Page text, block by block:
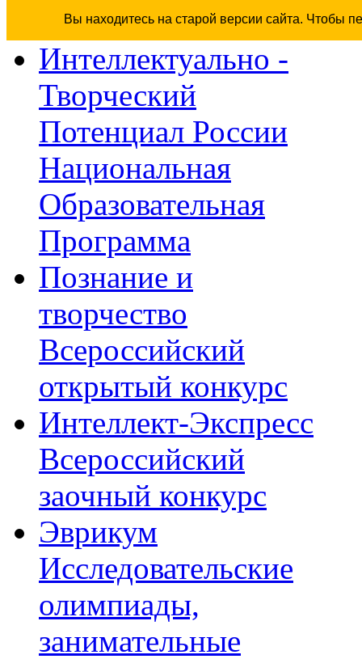
Вы находитесь на старой версии сайта. Чтобы
Интеллектуально -
Творческий
Потенциал России
Национальная
Образовательная
Программа
Познание и
творчество
Всероссийский
открытый конкурс
Интеллект-Экспресс
Всероссийский
заочный конкурс
Эврикум
Исследовательские
олимпиады,
занимательные